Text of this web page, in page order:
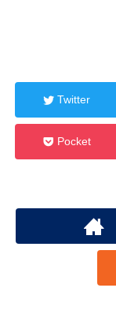
Twitter
Pocket